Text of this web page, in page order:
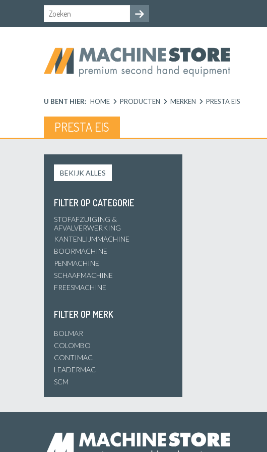
U BENT HIER: HOME PRODUCTEN MERKEN PRESTA EIS
PRESTA EIS
BEKIJK ALLES
FILTER OP CATEGORIE
STOFAFZUIGING &
AFVALVERWERKING
KANTENLIJMMACHINE
BOORMACHINE
PENMACHINE
SCHAAFMACHINE
FREESMACHINE
FILTER OP MERK
BOLMAR
COLOMBO
CONTIMAC
LEADERMAC
SCM